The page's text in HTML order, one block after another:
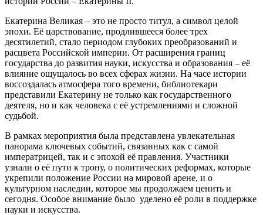
Екатерина Великая – это не просто титул, а символ целой
эпохи. Её царствование, продлившееся более трех
десятилетий, стало периодом глубоких преобразований и
расцвета Российской империи. От расширения границ
государства до развития науки, искусства и образования – её
влияние ощущалось во всех сферах жизни. На часе истории
воссоздалась атмосфера того времени, библиотекари
представили Екатерину не только как государственного
деятеля, но и как человека с её устремлениями и сложной
судьбой.
В рамках мероприятия была представлена увлекательная
панорама ключевых событий, связанных как с самой
императрицей, так и с эпохой её правления. Участники
узнали о её пути к трону, о политических реформах, которые
укрепили положение России на мировой арене, и о
культурном наследии, которое мы продолжаем ценить и
сегодня. Особое внимание было уделено её роли в поддержке
науки и искусства.